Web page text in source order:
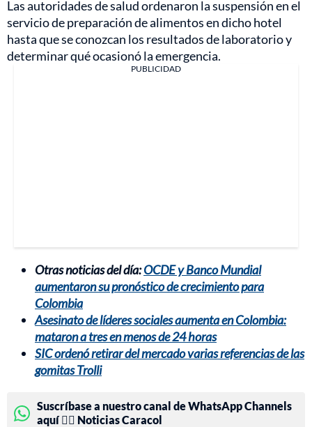
Las autoridades de salud ordenaron la suspensión en el
servicio de preparación de alimentos en dicho hotel
hasta que se conozcan los resultados de laboratorio y
determinar qué ocasionó la emergencia.
PUBLICIDAD
Otras noticias del día:OCDE y Banco Mundial
aumentaron su pronóstico de crecimiento para
Colombia
Asesinato de líderes sociales aumenta en Colombia:
mataron a tres en menos de 24 horas
SIC ordenó retirar del mercado varias referencias de las
gomitas Trolli
Suscríbase a nuestro canal de WhatsApp Channels
aquí 👉🏻 Noticias Caracol